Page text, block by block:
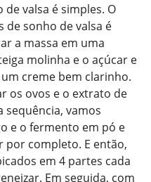
valsa é simples. O
de sonho de valsa é
a massa em uma
molinha e o açúcar e
creme bem clarinho.
os ovos e o extrato de
sequência, vamos
e o fermento em pó e
completo. E então,
em 4 partes cada
Em seguida, com